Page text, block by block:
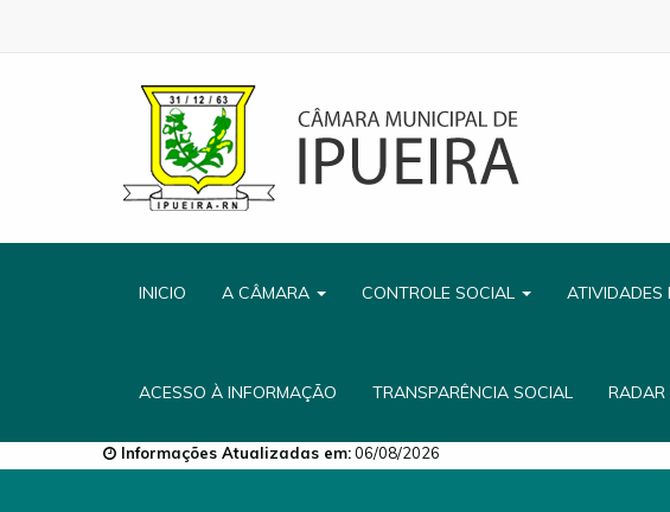
INICIO A CÂMARA CONTROLE SOCIAL ATIVIDADES
ACESSO À INFORMAÇÃO TRANSPARÊNCIA SOCIAL RADAR
Informações Atualizadas em:06/08/2026